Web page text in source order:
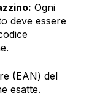
Ogni
deve essere
(EAN) del
esatte.